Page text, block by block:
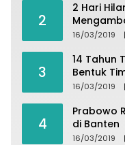
2
2 Hari
16/03/2019
3
14 Tahun
Bentuk
16/03/2019
4
Prabowo
di Banten
16/03/2019